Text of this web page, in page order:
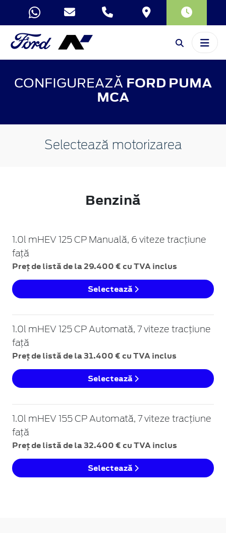
CONFIGUREAZĂ FORD PUMA
MCA
Selectează motorizarea
Benzină
1.0l mHEV 125 CP Manuală, 6 viteze tracțiune
față
Preț de listă de la 29.400 € cu TVA inclus
Selectează
1.0l mHEV 125 CP Automată, 7 viteze tracțiune
față
Preț de listă de la 31.400 € cu TVA inclus
Selectează
1.0l mHEV 155 CP Automată, 7 viteze tracțiune
față
Preț de listă de la 32.400 € cu TVA inclus
Selectează